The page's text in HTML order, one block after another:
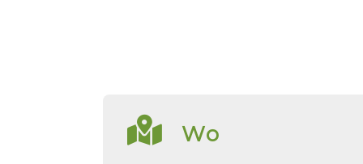
Wo